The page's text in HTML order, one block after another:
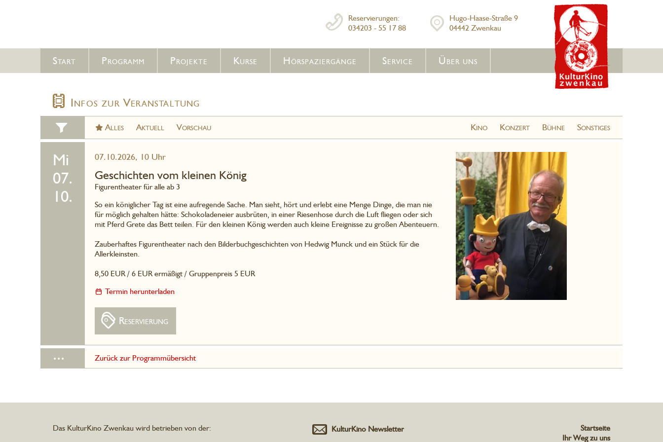
Hugo-Haase-Straße 9
04442 Zwenkau
Reservierungen:
034203 - 55 17 88
Start Programm Projekte Kurse Hörspaziergänge Service Über uns
Infos zur Veranstaltung
Alles Aktuell Vorschau Kino Konzert Bühne Sonstiges
Mi
07.
10.
07.10.2026, 10 Uhr
Geschichten vom kleinen König
Figurentheater für alle ab 3
So ein königlicher Tag ist eine aufregende Sache. Man sieht, hört und erlebt eine Menge Dinge, die man nie
für möglich gehalten hätte: Schokoladeneier ausbrüten, in einer Riesenhose durch die Luft fliegen oder sich
mit Pferd Grete das Bett teilen. Für den kleinen König werden auch kleine Ereignisse zu großen Abenteuern.
Zauberhaftes Figurentheater nach den Bilderbuchgeschichten von Hedwig Munck und ein Stück für die
Allerkleinsten.
8,50 EUR / 6 EUR ermäßigt / Gruppenpreis 5 EUR
Termin herunterladen
Reservierung
... Zurück zur Programmübersicht
Startseite
Ihr Weg zu uns
Das KulturKino Zwenkau wird betrieben von der: KulturKino Newsletter